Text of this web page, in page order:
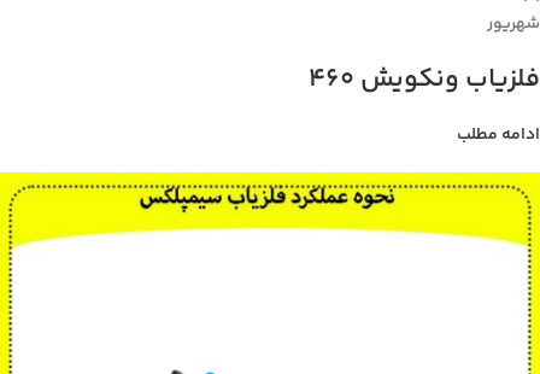
شهریور
فلزیاب ونکویش 460
ادامه مطلب